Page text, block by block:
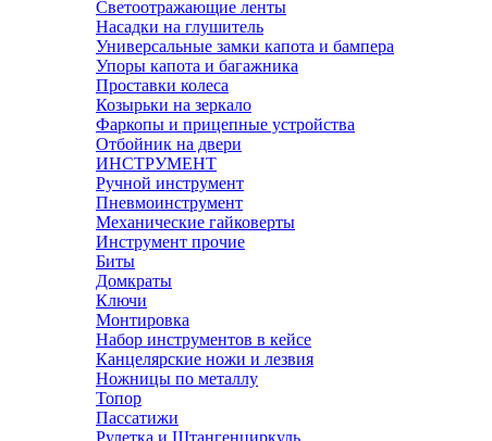
Светоотражающие ленты
Насадки на глушитель
Универсальные замки капота и бампера
Упоры капота и багажника
Проставки колеса
Козырьки на зеркало
Фаркопы и прицепные устройства
Отбойник на двери
ИНСТРУМЕНТ
Ручной инструмент
Пневмоинструмент
Механические гайковерты
Инструмент прочиe
Биты
Домкраты
Ключи
Монтировка
Набор инструментов в кейсе
Канцелярские ножи и лезвия
Ножницы по металлу
Топор
Пассатижи
Рулетка и Штангенциркуль